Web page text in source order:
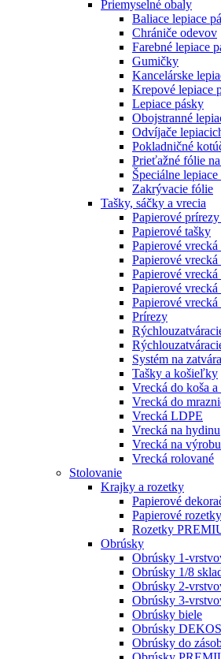
Priemyselné obaly
Baliace lepiace
Chrániče odevov
Farebné lepiace
Gumičky
Kancelárske
Krepové lepiace
Lepiace pásky
Obojstranné
Odvíjače
Pokladničné
Prieťažné fólie
Špeciálne
Zakrývacie fólie
Tašky, sáčky a vrecia
Papierové
Papierové tašky
Papierové vrecká
Papierové vrecká
Papierové
Papierové
Papierové
Prírezy
Systém na
Tašky a košieľky
Vrecká do koša
Vrecká do
Vrecká LDPE
Vrecká na hydinu
Vrecká na
Vrecká rolované
Stolovanie
Krajky a rozetky
Papierové
Papierové rozetky
Rozetky
Obrúsky
Obrúsky 1-
Obrúsky 1/8
Obrúsky 2-
Obrúsky 3-
Obrúsky biele
Obrúsky
Obrúsky do